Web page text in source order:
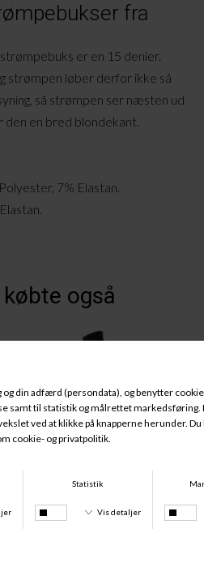
fra
er en 15 denier.
strømpen løber derfor ikke så
så strømpen ser næsten ud
en bred blondekant.
7% Elastan.
også
Nives Knæstrømper Uld, Brown
Demi Bas Opaque 50, Black